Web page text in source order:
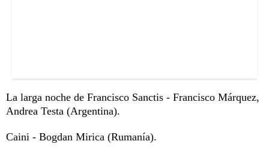
La larga noche de Francisco Sanctis - Francisco Márquez,
Andrea Testa (Argentina).
Caini - Bogdan Mirica (Rumanía).